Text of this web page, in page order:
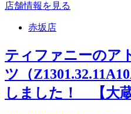
店舗情報を見る
赤坂店
ティファニーのア
ツ（
しました！ 【大蔵